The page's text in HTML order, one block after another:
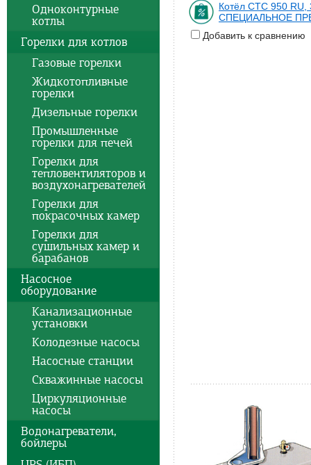
Котёл CTC 950 RU,
СПЕЦИАЛЬНОЕ
Добавить к сравнению
Одноконтурные
котлы
Горелки для котлов
Газовые горелки
Жидкотопливные
горелки
Дизельные горелки
Промышленные
горелки для печей
Горелки для
тепловентиляторов и
воздухонагревателей
Горелки для
покрасочных камер
Горелки для
сушильных камер и
барабанов
Насосное
оборудование
Канализационные
установки
Колодезные насосы
Насосные станции
Скважинные насосы
Циркуляционные
насосы
Водонагреватели,
бойлеры